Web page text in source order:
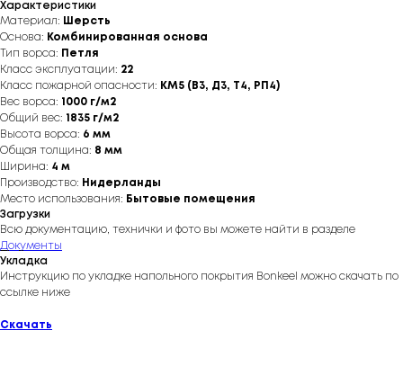
Характеристики
Материал: Шерсть
Основа: Комбинированная основа
Тип ворса: Петля
Класс эксплуатации: 22
Класс пожарной опасности: КМ5 (В3, Д3, Т4, РП4)
Вес ворса: 1000 г/м2
Общий вес: 1835 г/м2
Высота ворса: 6 мм
Общая толщина: 8 мм
Ширина: 4 м
Производство: Нидерланды
Место использования: Бытовые помещения
Загрузки
Всю документацию, технички и фото вы можете найти в разделе
Документы
Укладка
Инструкцию по укладке напольного покрытия Bonkeel можно скачать по
ссылке ниже
Скачать